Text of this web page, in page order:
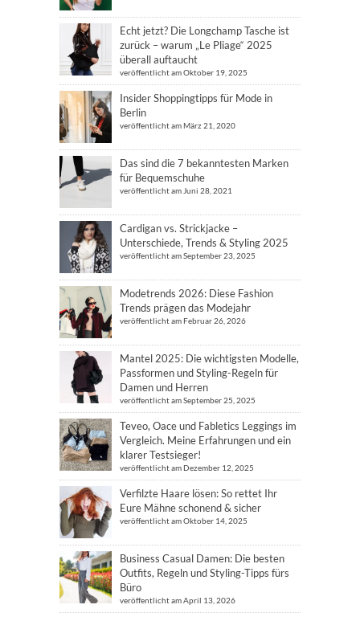
Echt jetzt? Die Longchamp Tasche ist
zurück – warum „Le Pliage“ 2025
überall auftaucht
veröffentlicht am Oktober 19, 2025
Insider Shoppingtipps für Mode in
Berlin
veröffentlicht am März 21, 2020
Das sind die 7 bekanntesten Marken
für Bequemschuhe
veröffentlicht am Juni 28, 2021
Cardigan vs. Strickjacke –
Unterschiede, Trends & Styling 2025
veröffentlicht am September 23, 2025
Modetrends 2026: Diese Fashion
Trends prägen das Modejahr
veröffentlicht am Februar 26, 2026
Mantel 2025: Die wichtigsten Modelle,
Passformen und Styling-Regeln für
Damen und Herren
veröffentlicht am September 25, 2025
Teveo, Oace und Fabletics Leggings im
Vergleich. Meine Erfahrungen und ein
klarer Testsieger!
veröffentlicht am Dezember 12, 2025
Verfilzte Haare lösen: So rettet Ihr
Eure Mähne schonend & sicher
veröffentlicht am Oktober 14, 2025
Business Casual Damen: Die besten
Outfits, Regeln und Styling-Tipps fürs
Büro
veröffentlicht am April 13, 2026